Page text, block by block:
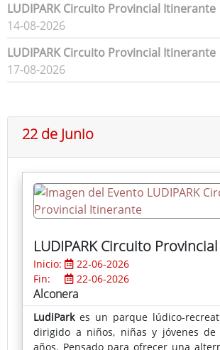
LUDIPARK Circuito Provincial Itinerante
14-08-2026
LUDIPARK Circuito Provincial Itinerante
17-08-2026
22 de Junio
LUDIPARK Circuito
Inicio:
22-06-2026
Fin:
22-06-2026
Alconera
LudiParkes un parque lúdico-
dirigido a niños, niñas y jóvenes de
años. Pensado para ofrecer una